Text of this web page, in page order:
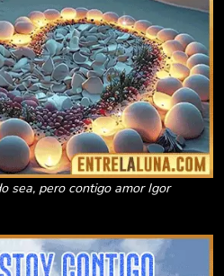
sea, pero contigo amor Igor